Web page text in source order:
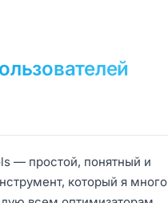
— простой, понятный и
который я много